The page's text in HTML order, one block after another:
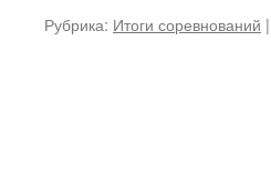
Рубрика: Итоги соревнований |